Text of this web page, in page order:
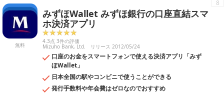
無料
みずほWallet みずほ銀行の口座直結スマ
ホ決済アプリ
4.3点 3件の評価
Mizuho Bank, Ltd. リリース 2012/05/24
口座のお金をスマートフォンで使える決済アプリ「みず
ほWallet」
日本全国の駅やコンビニで使うことができる
発行手数料や年会費はゼロなのでおすすめ
8